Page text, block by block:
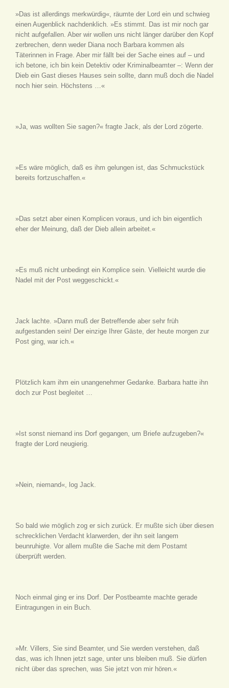
»Das ist allerdings merkwürdig«, räumte der Lord ein und schwieg
einen Augenblick nachdenklich. »Es stimmt. Das ist mir noch gar
nicht aufgefallen. Aber wir wollen uns nicht länger darüber den Kopf
zerbrechen, denn weder Diana noch Barbara kommen als
Täterinnen in Frage. Aber mir fällt bei der Sache eines auf – und
ich betone, ich bin kein Detektiv oder Kriminalbeamter –: Wenn der
Dieb ein Gast dieses Hauses sein sollte, dann muß doch die Nadel
noch hier sein. Höchstens …«
»Ja, was wollten Sie sagen?« fragte Jack, als der Lord zögerte.
»Es wäre möglich, daß es ihm gelungen ist, das Schmuckstück
bereits fortzuschaffen.«
»Das setzt aber einen Komplicen voraus, und ich bin eigentlich
eher der Meinung, daß der Dieb allein arbeitet.«
»Es muß nicht unbedingt ein Komplice sein. Vielleicht wurde die
Nadel mit der Post weggeschickt.«
Jack lachte. »Dann muß der Betreffende aber sehr früh
aufgestanden sein! Der einzige Ihrer Gäste, der heute morgen zur
Post ging, war ich.«
Plötzlich kam ihm ein unangenehmer Gedanke. Barbara hatte ihn
doch zur Post begleitet …
»Ist sonst niemand ins Dorf gegangen, um Briefe aufzugeben?«
fragte der Lord neugierig.
»Nein, niemand«, log Jack.
So bald wie möglich zog er sich zurück. Er mußte sich über diesen
schrecklichen Verdacht klarwerden, der ihn seit langem
beunruhigte. Vor allem mußte die Sache mit dem Postamt
überprüft werden.
Noch einmal ging er ins Dorf. Der Postbeamte machte gerade
Eintragungen in ein Buch.
»Mr. Villers, Sie sind Beamter, und Sie werden verstehen, daß
das, was ich Ihnen jetzt sage, unter uns bleiben muß. Sie dürfen
nicht über das sprechen, was Sie jetzt von mir hören.«